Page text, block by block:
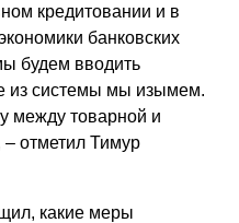
кредитовании и в
банковских
будем вводить
из системы мы изымем.
между товарной и
– отметил Тимур
какие меры